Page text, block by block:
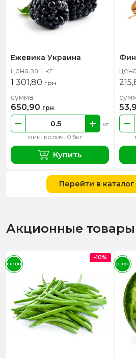
Ежевика Украина
цена за 1 кг
1 301,80 грн
мин. колич. 0.5кг
кг
сумма
650,90 грн
Купить
Перейти в
Акционные товары
-10%
СЕЗОН СЕЗОН